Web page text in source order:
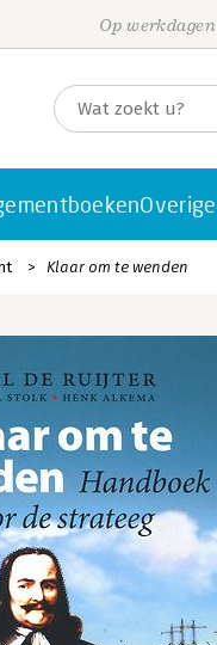
Op
Klaar om te wenden